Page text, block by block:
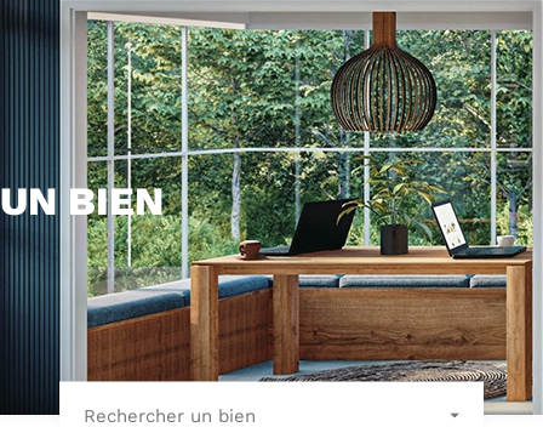
UN BIEN
Rechercher un bien